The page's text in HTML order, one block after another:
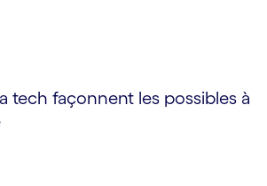
tech façonnent les possibles à